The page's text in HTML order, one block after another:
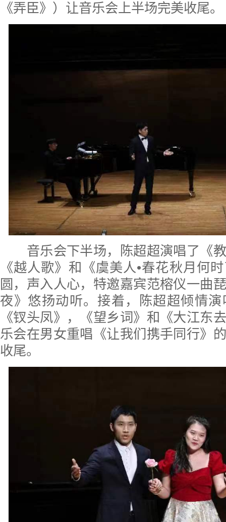
《弄臣》）让音乐会上半场完美收尾。
音乐会下半场，陈超超演唱了《教
《越人歌》和《虞美人•春花秋月何
圆，声入人心，特邀嘉宾范榕仪一曲
夜》悠扬动听。接着，陈超超倾情
《钗头凤》，《望乡词》和《大江东
乐会在男女重唱《让我们携手同行》
收尾。